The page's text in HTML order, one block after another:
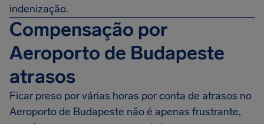
indenização.
Compensação por
Aeroporto de Budapeste
atrasos
Ficar preso por várias horas por conta de atrasos no
Aeroporto de Budapeste não é apenas frustrante,